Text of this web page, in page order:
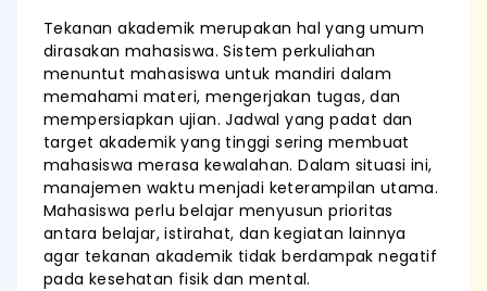
Tekanan akademik merupakan hal yang umum
dirasakan mahasiswa. Sistem perkuliahan
menuntut mahasiswa untuk mandiri dalam
memahami materi, mengerjakan tugas, dan
mempersiapkan ujian. Jadwal yang padat dan
target akademik yang tinggi sering membuat
mahasiswa merasa kewalahan. Dalam situasi ini,
manajemen waktu menjadi keterampilan utama.
Mahasiswa perlu belajar menyusun prioritas
antara belajar, istirahat, dan kegiatan lainnya
agar tekanan akademik tidak berdampak negatif
pada kesehatan fisik dan mental.